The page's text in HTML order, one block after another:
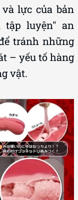
lực của bản
tập luyện" an
tránh những
– yếu tố hàng
vật.